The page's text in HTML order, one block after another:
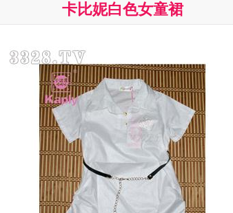
卡比妮白色女童裙